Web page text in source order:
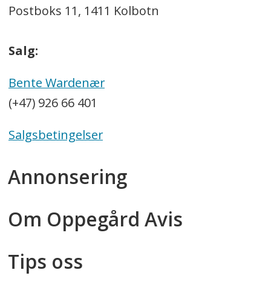
Postboks 11, 1411 Kolbotn
Salg:
Bente Wardenær
(+47) 926 66 401
Salgsbetingelser
Annonsering
Om Oppegård Avis
Tips oss